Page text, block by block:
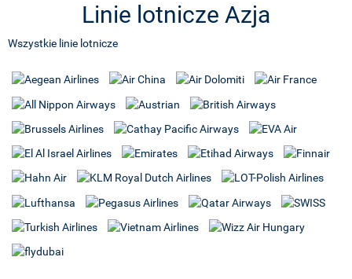
Linie lotnicze Azja
Wszystkie linie lotnicze